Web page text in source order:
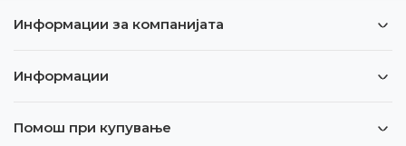
Информации за компанијата
Информации
Помош при купување